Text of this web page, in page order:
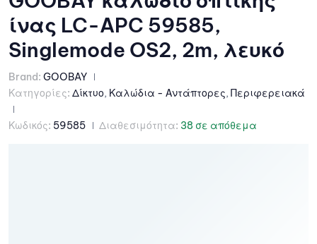
ίνας LC-APC 59585,
Singlemode OS2, 2m, λευκό
Brand: GOOBAY
Κατηγορίες: Δίκτυο, Καλώδια - Αντάπτορες, Περιφερειακά
Κωδικός: 59585 Διαθεσιμότητα: 38 σε απόθεμα